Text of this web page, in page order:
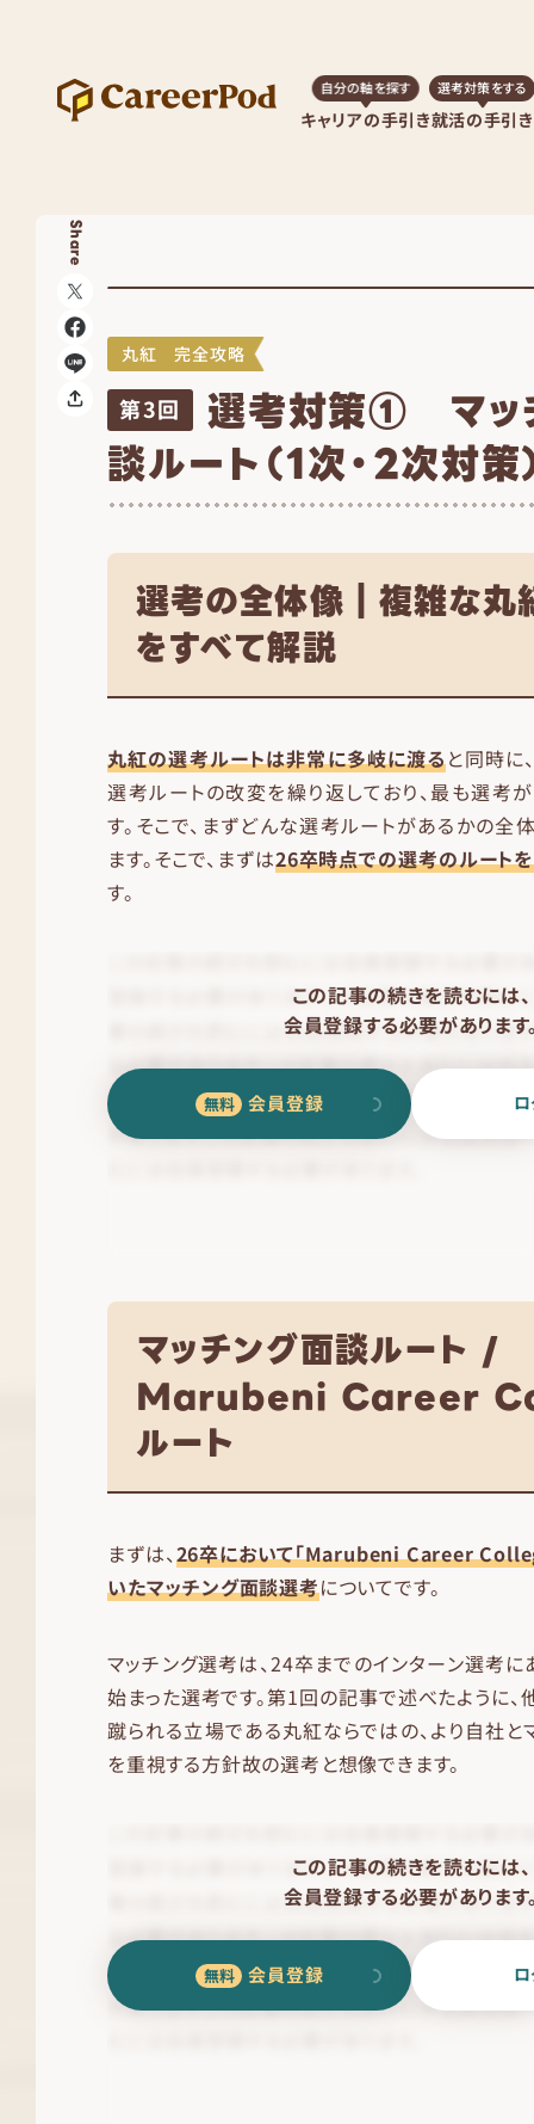
キャリアの手引き
自分の軸を探す
就活の手引き
選考対策をする
Share
丸紅 完全攻略
第3回 選考対策① マッ
談ルート（1次・2次対策
選考の全体像｜複雑な丸
をすべて解説
丸紅の選考ルートは非常に多岐に渡ると同時に
選考ルートの改変を繰り返しており、最も選考
す。そこで、まずどんな選考ルートがあるかの
ます。そこで、まずは26卒時点での選考のルート
す。
この記事の続きを読むには、
会員登録する必要があります
会員登録
マッチング面談ルート /
Marubeni Career
ルート
まずは、26卒において「Marubeni Career
いたマッチング面談選考についてです。
マッチング選考は、24卒までのインターン選考に
始まった選考です。第1回の記事で述べたように
蹴られる立場である丸紅ならではの、より自社
を重視する方針故の選考と想像できます。
この記事の続きを読むには、
会員登録する必要があります
会員登録